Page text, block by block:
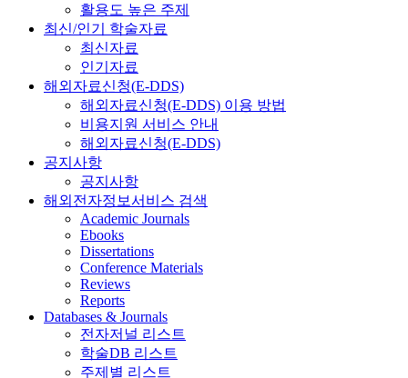
활용도 높은 주제
최신/인기 학술자료
최신자료
인기자료
해외자료신청(E-DDS)
해외자료신청(E-DDS) 이용 방법
비용지원 서비스 안내
해외자료신청(E-DDS)
공지사항
공지사항
해외전자정보서비스 검색
Academic Journals
Ebooks
Dissertations
Conference Materials
Reviews
Reports
Databases & Journals
전자저널 리스트
학술DB 리스트
주제별 리스트